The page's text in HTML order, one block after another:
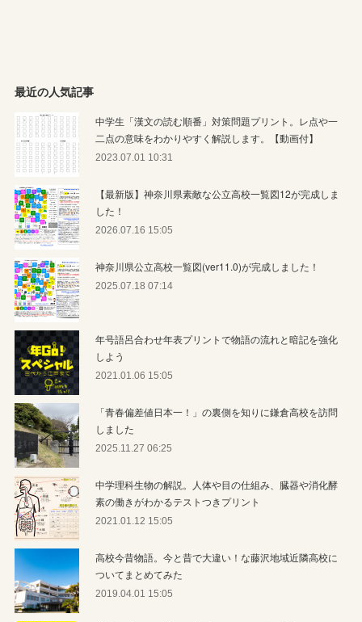
最近の人気記事
中学生「漢文の読む順番」対策問題プリント。レ点や一
二点の意味をわかりやすく解説します。【動画付】
2023.07.01 10:31
【最新版】神奈川県素敵な公立高校一覧図12が完成しま
した！
2026.07.16 15:05
神奈川県公立高校一覧図(ver11.0)が完成しました！
2025.07.18 07:14
年号語呂合わせ年表プリントで物語の流れと暗記を強化
しよう
2021.01.06 15:05
「青春偏差値日本一！」の裏側を知りに鎌倉高校を訪問
しました
2025.11.27 06:25
中学理科生物の解説。人体や目の仕組み、臓器や消化酵
素の働きがわかるテストつきプリント
2021.01.12 15:05
高校今昔物語。今と昔で大違い！な藤沢地域近隣高校に
ついてまとめてみた
2019.04.01 15:05